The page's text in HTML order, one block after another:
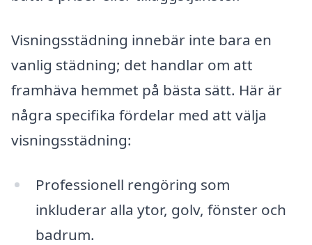
Visningsstädning innebär inte bara en
vanlig städning; det handlar om att
framhäva hemmet på bästa sätt. Här är
några specifika fördelar med att välja
visningsstädning:
Professionell rengöring som
inkluderar alla ytor, golv, fönster och
badrum.